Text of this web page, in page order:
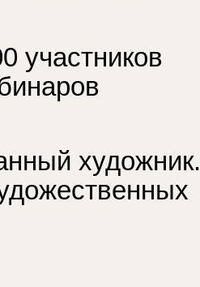
участников
художник.